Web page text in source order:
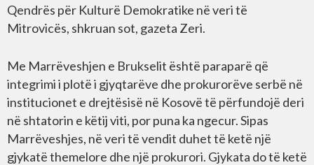
Qendrës për Kulturë Demokratike në veri të
Mitrovicës, shkruan sot, gazeta Zeri.
Me Marrëveshjen e Brukselit është paraparë që
integrimi i plotë i gjyqtarëve dhe prokurorëve serbë në
institucionet e drejtësisë në Kosovë të përfundojë deri
në shtatorin e këtij viti, por puna ka ngecur. Sipas
Marrëveshjes, në veri të vendit duhet të ketë një
gjykatë themelore dhe një prokurori. Gjykata do të ketë